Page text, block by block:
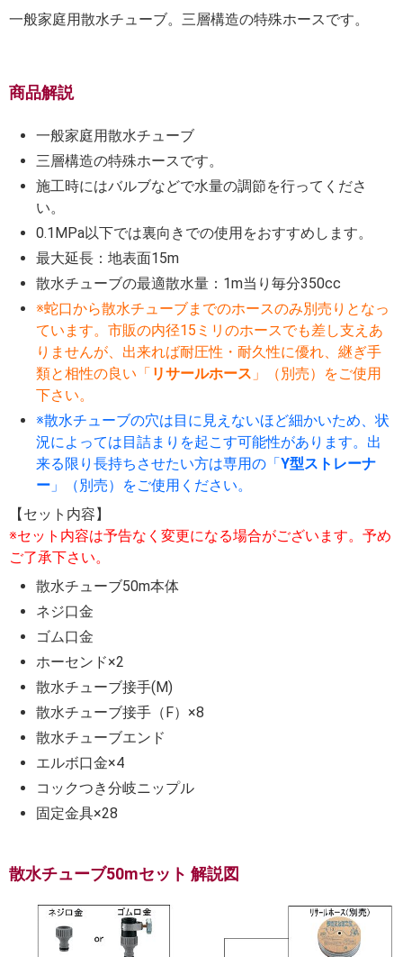
一般家庭用散水チューブ。三層構造の特殊ホースです。
商品解説
一般家庭用散水チューブ
三層構造の特殊ホースです。
施工時にはバルブなどで水量の調節を行ってくださ
い。
0.1MPa以下では裏向きでの使用をおすすめします。
最大延長：地表面15m
散水チューブの最適散水量：1m当り毎分350cc
※蛇口から散水チューブまでのホースのみ別売りとなっ
ています。市販の内径15ミリのホースでも差し支えあ
りませんが、出来れば耐圧性・耐久性に優れ、継ぎ手
類と相性の良い「 リサールホース 」（別売）をご使用
下さい。
※散水チューブの穴は目に見えないほど細かいため、状
況によっては目詰まりを起こす可能性があります。出
来る限り長持ちさせたい方は専用の「 Y型ストレーナ
ー 」（別売）をご使用ください。
【セット内容】
※セット内容は予告なく変更になる場合がございます。予め
ご了承下さい。
散水チューブ50m本体
ネジ口金
ゴム口金
ホーセンド×2
散水チューブ接手(M)
散水チューブ接手（F）×8
散水チューブエンド
エルボ口金×4
コックつき分岐ニップル
固定金具×28
散水チューブ50mセット 解説図